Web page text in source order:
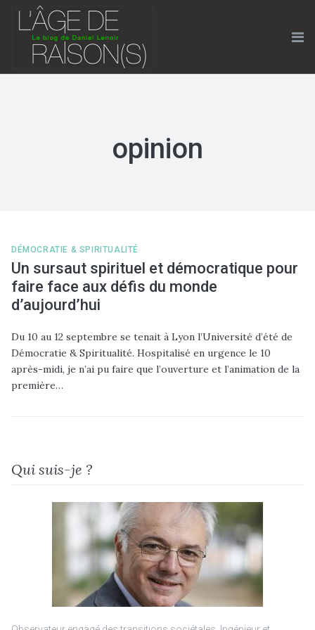
Skip
content
opinion
DÉMOCRATIE & SPIRITUALITÉ
Un sursaut spirituel et démocratique pour
faire face aux défis du monde
d’aujourd’hui
Du 10 au 12 septembre se tenait à Lyon l’Université d’été de
Démocratie & Spiritualité. Hospitalisé en urgence le 10
après-midi, je n’ai pu faire que l’ouverture et l’animation de la
première…
Qui suis-je ?